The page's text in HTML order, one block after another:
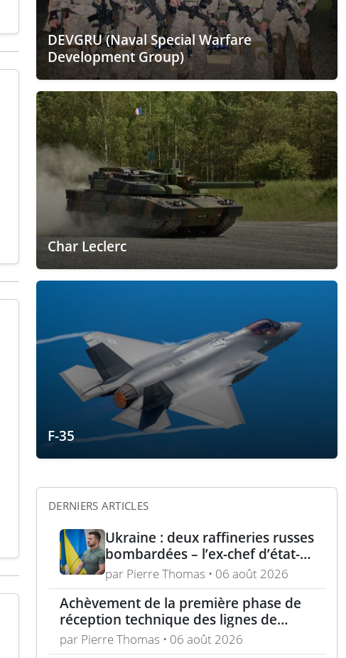
DEVGRU (Naval Special Warfare
Development Group)
Char Leclerc
F-35
DERNIERS ARTICLES
Ukraine : deux raffineries russes
bombardées – l’ex-chef d’état-
major ukrainien juge l’OTAN
dépassée
par Pierre Thomas • 06 août 2026
Achèvement de la première phase de
réception technique des lignes de
production d’armement gros calibre
par Pierre Thomas • 06 août 2026